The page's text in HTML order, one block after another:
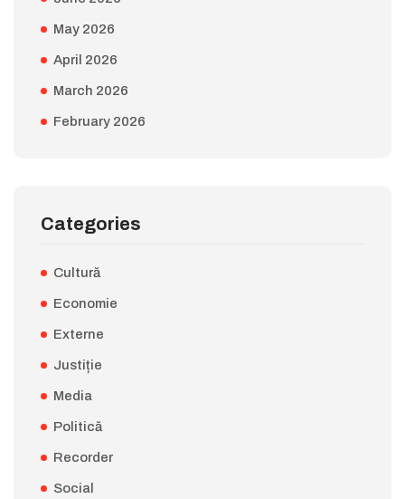
May 2026
April 2026
March 2026
February 2026
Categories
Cultură
Economie
Externe
Justiție
Media
Politică
Recorder
Social